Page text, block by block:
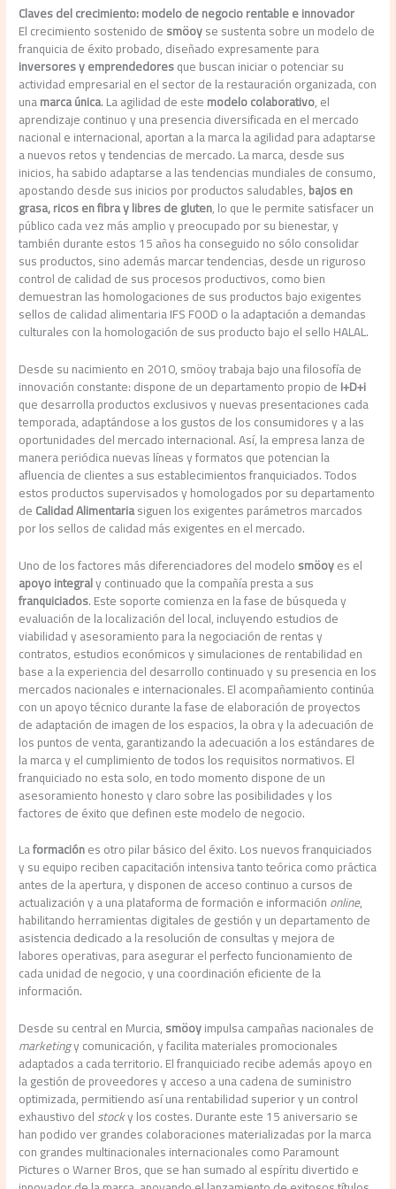
Claves del crecimiento: modelo de negocio rentable e innovador
El crecimiento sostenido desmöoyse sustenta sobre un modelo de
franquicia de éxito probado, diseñado expresamente para
inversores y emprendedoresque buscan iniciar o potenciar su
actividad empresarial en el sector de la restauración organizada, con
unamarca única. La agilidad de estemodelo colaborativo, el
aprendizaje continuo y una presencia diversificada en el mercado
nacional e internacional, aportan a la marca la agilidad para adaptarse
a nuevos retos y tendencias de mercado. La marca, desde sus
inicios, ha sabido adaptarse a las tendencias mundiales de consumo,
apostando desde sus inicios por productos saludables,bajos en
grasa, ricos en fibra y libres de gluten, lo que le permite satisfacer un
público cada vez más amplio y preocupado por su bienestar, y
también durante estos 15 años ha conseguido no sólo consolidar
sus productos, sino además marcar tendencias, desde un riguroso
control de calidad de sus procesos productivos, como bien
demuestran las homologaciones de sus productos bajo exigentes
sellos de calidad alimentaria IFS FOOD o la adaptación a demandas
culturales con la homologación de sus producto bajo el sello HALAL.
Desde su nacimiento en 2010, smöoy trabaja bajo una filosofía de
innovación constante: dispone de un departamento propio deI+D+i
que desarrolla productos exclusivos y nuevas presentaciones cada
temporada, adaptándose a los gustos de los consumidores y a las
oportunidades del mercado internacional. Así, la empresa lanza de
manera periódica nuevas líneas y formatos que potencian la
afluencia de clientes a sus establecimientos franquiciados. Todos
estos productos supervisados y homologados por su departamento
deCalidadAlimentariasiguen los exigentes parámetros marcados
por los sellos de calidad más exigentes en el mercado.
Uno de los factores más diferenciadores del modelosmöoyes el
apoyo integraly continuado que la compañía presta a sus
franquiciados. Este soporte comienza en la fase de búsqueda y
evaluación de la localización del local, incluyendo estudios de
viabilidad y asesoramiento para la negociación de rentas y
contratos, estudios económicos y simulaciones de rentabilidad en
base a la experiencia del desarrollo continuado y su presencia en los
mercados nacionales e internacionales. El acompañamiento continúa
con un apoyo técnico durante la fase de elaboración de proyectos
de adaptación de imagen de los espacios, la obra y la adecuación de
los puntos de venta, garantizando la adecuación a los estándares de
la marca y el cumplimiento de todos los requisitos normativos. El
franquiciado no esta solo, en todo momento dispone de un
asesoramiento honesto y claro sobre las posibilidades y los
factores de éxito que definen este modelo de negocio.
Laformaciónes otro pilar básico del éxito. Los nuevos franquiciados
y su equipo reciben capacitación intensiva tanto teórica como práctica
antes de la apertura, y disponen de acceso continuo a cursos de
actualización y a una plataforma de formación e informaciónonline,
habilitando herramientas digitales de gestión y un departamento de
asistencia dedicado a la resolución de consultas y mejora de
labores operativas, para asegurar el perfecto funcionamiento de
cada unidad de negocio, y una coordinación eficiente de la
información.
Desde su central en Murcia,smöoyimpulsa campañas nacionales de
marketingy comunicación, y facilita materiales promocionales
adaptados a cada territorio. El franquiciado recibe además apoyo en
la gestión de proveedores y acceso a una cadena de suministro
optimizada, permitiendo así una rentabilidad superior y un control
exhaustivo delstocky los costes. Durante este 15 aniversario se
han podido ver grandes colaboraciones materializadas por la marca
con grandes multinacionales internacionales como Paramount
Pictures o Warner Bros, que se han sumado al espíritu divertido e